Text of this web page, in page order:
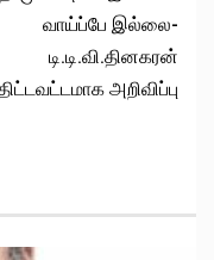
வாய்ப்பே இல்லை-
டி.டி.வி.தினகரன்
அறிவிப்பு